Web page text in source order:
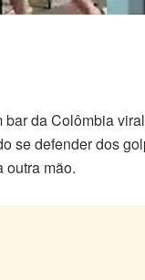
da Colômbia
se defender dos
outra mão.